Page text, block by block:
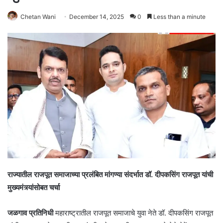
Chetan Wani December 14, 2025 0 Less than a minute
राज्यातील राजपूत समाजाच्या प्रलंबित मांगण्या संदर्भात डॉ. दीपकसिंग राजपूत यांची
मुख्यमंत्र्यांसोबत चर्चा
जळगाव प्रतिनिधीमहाराष्ट्रातील राजपूत समाजाचे युवा नेते डॉ. दीपकसिंग राजपूत